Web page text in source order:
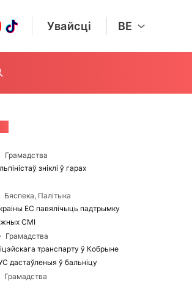
Увайсці BE
Грамадства
зніклі ў гарах
Бяспека, Палітыка
ЕС павялічыць падтрымку
СМІ
Грамадства
транспарту ў Кобрыне
дастаўленыя ў бальніцу
Грамадства